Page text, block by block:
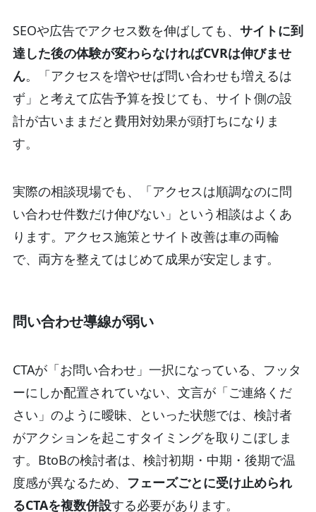
SEOや広告でアクセス数を伸ばしても、 サイトに到
達した後の体験が変わらなければCVRは伸びませ
ん。「アクセスを増やせば問い合わせも増えるは
ず」と考えて広告予算を投じても、サイト側の設
計が古いままだと費用対効果が頭打ちになりま
す。
実際の相談現場でも、「アクセスは順調なのに問
い合わせ件数だけ伸びない」という相談はよくあ
ります。アクセス施策とサイト改善は車の両輪
で、両方を整えてはじめて成果が安定します。
問い合わせ導線が弱い
CTAが「お問い合わせ」一択になっている、フッタ
ーにしか配置されていない、文言が「ご連絡くだ
さい」のように曖昧、といった状態では、検討者
がアクションを起こすタイミングを取りこぼしま
す。BtoBの検討者は、検討初期・中期・後期で温
度感が異なるため、 フェーズごとに受け止められ
るCTAを複数併設する必要があります。